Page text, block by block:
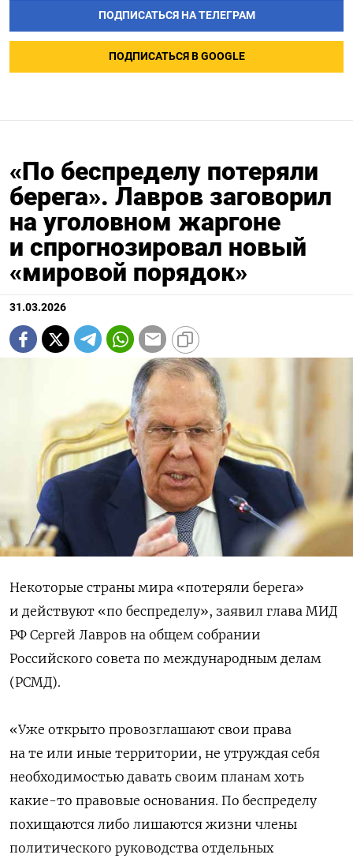
ПОДПИСАТЬСЯ НА ТЕЛЕГРАМ
ПОДПИСАТЬСЯ В GOOGLE
«По беспределу потеряли
берега». Лавров заговорил
на уголовном жаргоне
и спрогнозировал новый
«мировой порядок»
31.03.2026
Некоторые страны мира «потеряли берега»
и действуют «по беспределу», заявил глава МИД
РФ Сергей Лавров на общем собрании
Российского совета по международным делам
(РСМД).
«Уже открыто провозглашают свои права
на те или иные территории, не утруждая себя
необходимостью давать своим планам хоть
какие-то правовые основания. По беспределу
похищаются либо лишаются жизни члены
политического руководства отдельных